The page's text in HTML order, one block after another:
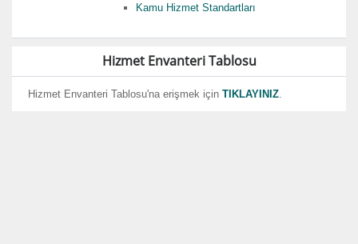
Kamu Hizmet Standartları
Hizmet Envanteri Tablosu
Hizmet Envanteri Tablosu'na erişmek için TIKLAYINIZ.